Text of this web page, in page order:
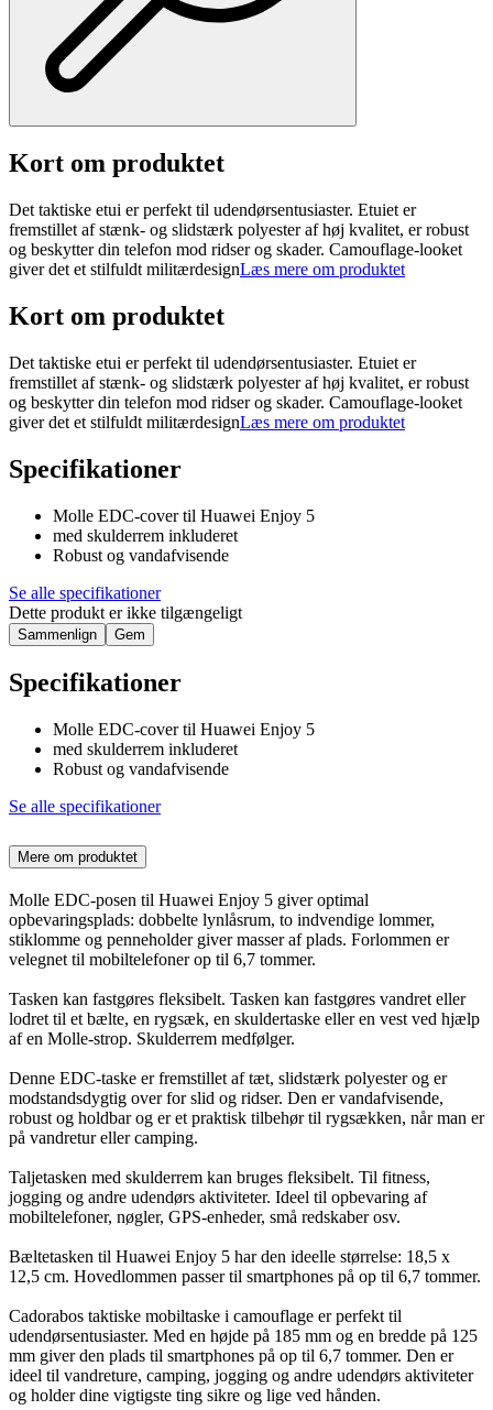
Kort om produktet
Det taktiske etui er perfekt til udendørsentusiaster. Etuiet er
fremstillet af stænk- og slidstærk polyester af høj kvalitet, er robust
og beskytter din telefon mod ridser og skader. Camouflage-looket
giver det et stilfuldt militærdesignLæs mere om produktet
Kort om produktet
Det taktiske etui er perfekt til udendørsentusiaster. Etuiet er
fremstillet af stænk- og slidstærk polyester af høj kvalitet, er robust
og beskytter din telefon mod ridser og skader. Camouflage-looket
giver det et stilfuldt militærdesignLæs mere om produktet
Specifikationer
Molle EDC-cover til Huawei Enjoy 5
med skulderrem inkluderet
Robust og vandafvisende
Se alle specifikationer
Dette produkt er ikke tilgængeligt
Sammenlign Gem
Specifikationer
Molle EDC-cover til Huawei Enjoy 5
med skulderrem inkluderet
Robust og vandafvisende
Se alle specifikationer
Mere om produktet
Molle EDC-posen til Huawei Enjoy 5 giver optimal
opbevaringsplads: dobbelte lynlåsrum, to indvendige lommer,
stiklomme og penneholder giver masser af plads. Forlommen er
velegnet til mobiltelefoner op til 6,7 tommer.
Tasken kan fastgøres fleksibelt. Tasken kan fastgøres vandret eller
lodret til et bælte, en rygsæk, en skuldertaske eller en vest ved hjælp
af en Molle-strop. Skulderrem medfølger.
Denne EDC-taske er fremstillet af tæt, slidstærk polyester og er
modstandsdygtig over for slid og ridser. Den er vandafvisende,
robust og holdbar og er et praktisk tilbehør til rygsækken, når man er
på vandretur eller camping.
Taljetasken med skulderrem kan bruges fleksibelt. Til fitness,
jogging og andre udendørs aktiviteter. Ideel til opbevaring af
mobiltelefoner, nøgler, GPS-enheder, små redskaber osv.
Bæltetasken til Huawei Enjoy 5 har den ideelle størrelse: 18,5 x
12,5 cm. Hovedlommen passer til smartphones på op til 6,7 tommer.
Cadorabos taktiske mobiltaske i camouflage er perfekt til
udendørsentusiaster. Med en højde på 185 mm og en bredde på 125
mm giver den plads til smartphones på op til 6,7 tommer. Den er
ideel til vandreture, camping, jogging og andre udendørs aktiviteter
og holder dine vigtigste ting sikre og lige ved hånden.